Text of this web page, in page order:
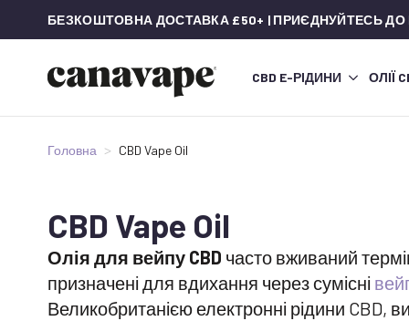
БЕЗКОШТОВНА ДОСТАВКА £50+ | ПРИЄДНУЙТЕСЬ ДО
CBD E-РІДИНИ ОЛІЇ
Головна CBD Vape Oil
CBD Vape Oil
Олія для вейпу CBD часто вживаний
призначені для вдихання через сумісні
Великобританією електронні рідини CBD,